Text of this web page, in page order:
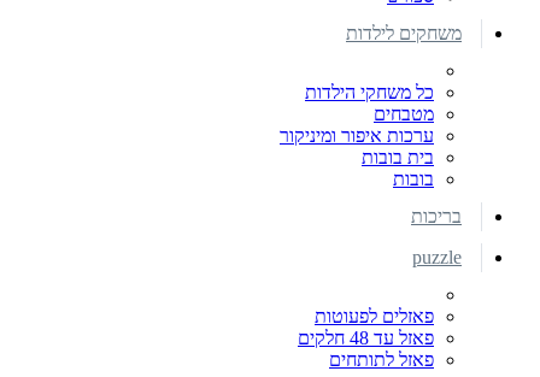
משחקים לילדות
כל משחקי הילדות
מטבחים
ערכות איפור ומיניקור
בית בובות
בובות
בריכות
puzzle
פאזלים לפעוטות
פאזל עד 48 חלקים
פאזל לתותחים